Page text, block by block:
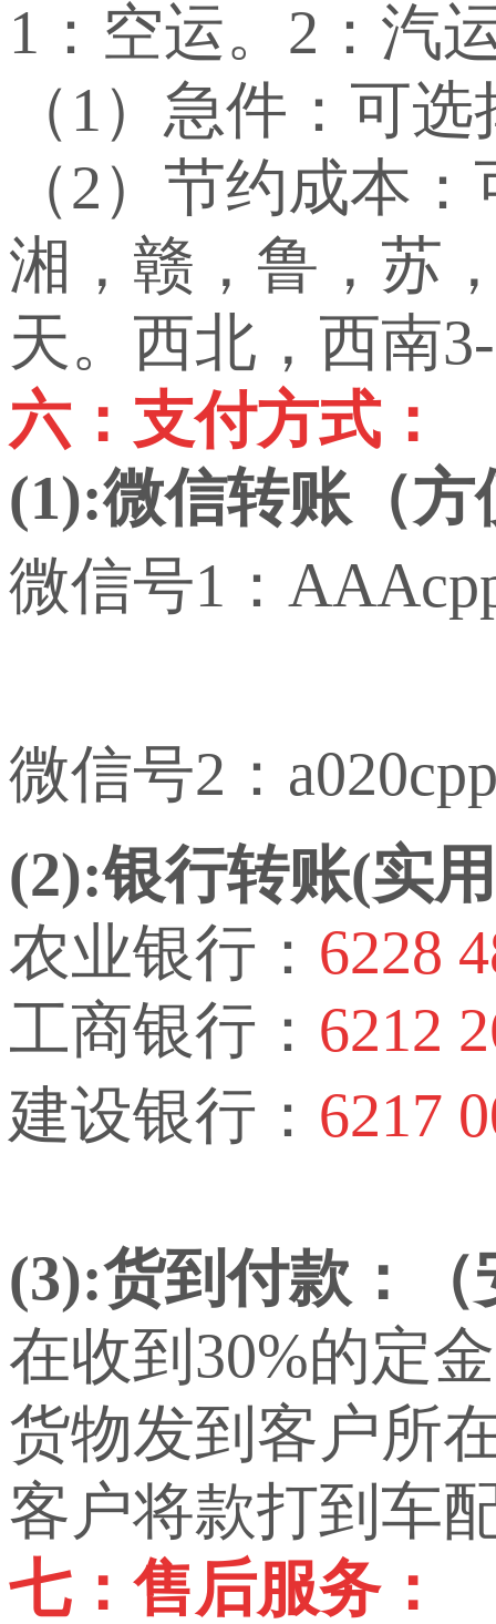
1：空运。2：汽
（1）急件：可
（2）节约成本
湘，赣，鲁，苏
天。西北，西南
六：支付方式：
(1):微信转账（方
微信号1：
微信号2：
(2):银行转账(实
农业银行： 6228
工商银行： 6212
建设银行： 6217
(3):货到付款：
在收到30%的定
货物发到客户所
客户将款打到车
七：售后服务：